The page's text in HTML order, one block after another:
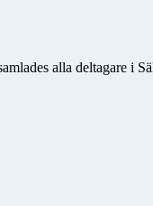
alla deltagare i